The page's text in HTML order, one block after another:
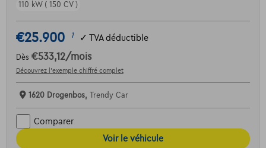
110 kW ( 150 CV )
€25.900 1 ✓ TVA déductible
Dès €533,12/mois
Découvrez l’exemple chiffré complet
1620 Drogenbos, Trendy Car
Comparer
Voir le véhicule